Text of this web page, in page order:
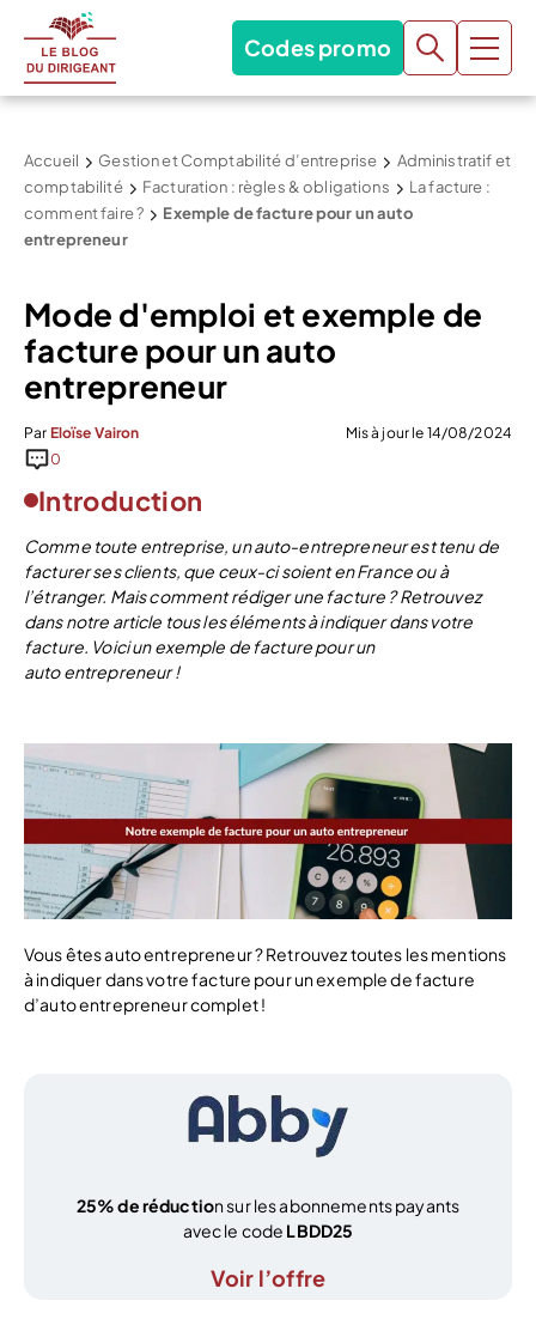
Codes promo
Accueil Gestion et Comptabilité d’entreprise
Administratif et
comptabilité
Facturation : règles & obligations
La facture :
comment faire ?
Exemple de facture pour un auto
entrepreneur
Mode d'emploi et exemple de
facture pour un auto
entrepreneur
Par Eloïse Vairon
Mis à jour le 14/08/2024
0
Introduction
Comme toute entreprise, un auto-entrepreneur est tenu de
facturer ses clients, que ceux-ci soient en France ou à
l’étranger. Mais comment rédiger une facture ? Retrouvez
dans notre article tous les éléments à indiquer dans votre
facture. Voici un exemple de facture pour un
auto entrepreneur !
Vous êtes auto entrepreneur ? Retrouvez toutes les mentions
à indiquer dans votre facture pour un exemple de facture
d’auto entrepreneur complet !
25% de réduction sur les abonnements payants
avec le code LBDD25
Voir l’offre